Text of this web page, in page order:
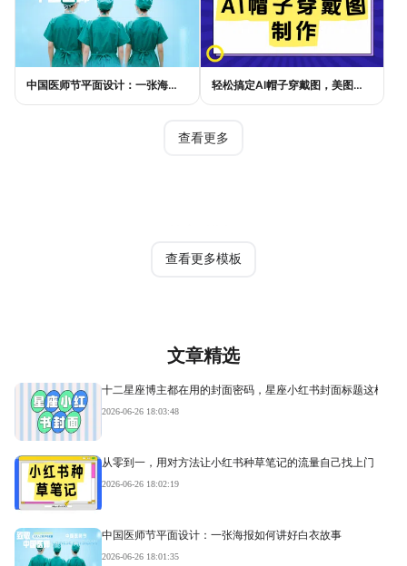
中国医师节平面设计：一张海报如何讲好白衣故事 轻松搞定AI帽子穿戴图，美图设计室电商主图教程
查看更多
查看更多模板
文章精选
十二星座博主都在用的封面密码，星座小红书封面标题这样写
2026-06-26 18:03:48
从零到一，用对方法让小红书种草笔记的流量自己找上门
2026-06-26 18:02:19
中国医师节平面设计：一张海报如何讲好白衣故事
2026-06-26 18:01:35